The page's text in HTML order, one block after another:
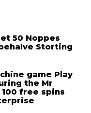
50 Noppes
Storting
game Play
the Mr
100 free spins